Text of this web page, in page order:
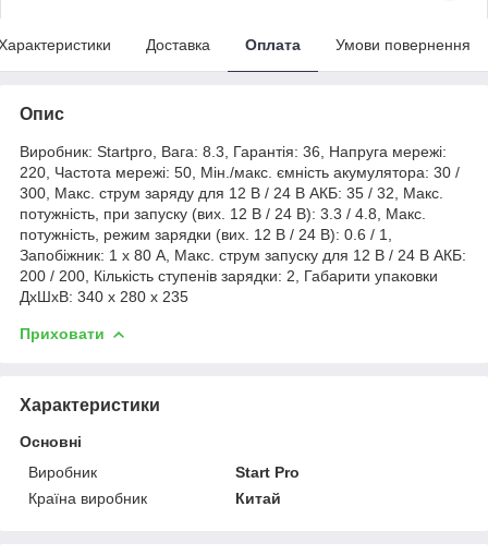
Доставка Оплата Умови повернення
Опис
Виробник: Startpro, Вага: 8.3, Гарантія: 36, Напруга мережі:
220, Частота мережі: 50, Мін./макс. ємність акумулятора: 30 /
300, Макс. струм заряду для 12 В / 24 В АКБ: 35 / 32, Макс.
потужність, при запуску (вих. 12 В / 24 В): 3.3 / 4.8, Макс.
потужність, режим зарядки (вих. 12 В / 24 В): 0.6 / 1,
Запобіжник: 1 x 80 А, Макс. струм запуску для 12 В / 24 В АКБ:
200 / 200, Кількість ступенів зарядки: 2, Габарити упаковки
ДxШxВ: 340 x 280 x 235
Приховати
Характеристики
Основні
Виробник
Start Pro
Країна виробник
Китай